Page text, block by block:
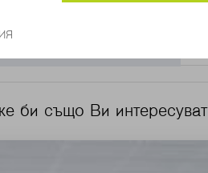
би също Ви интересуват